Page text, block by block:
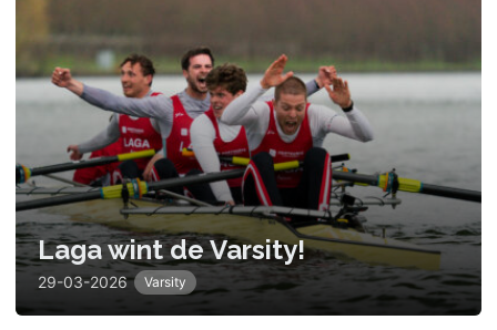
Laga wint de Varsity!
29-03-2026 Varsity